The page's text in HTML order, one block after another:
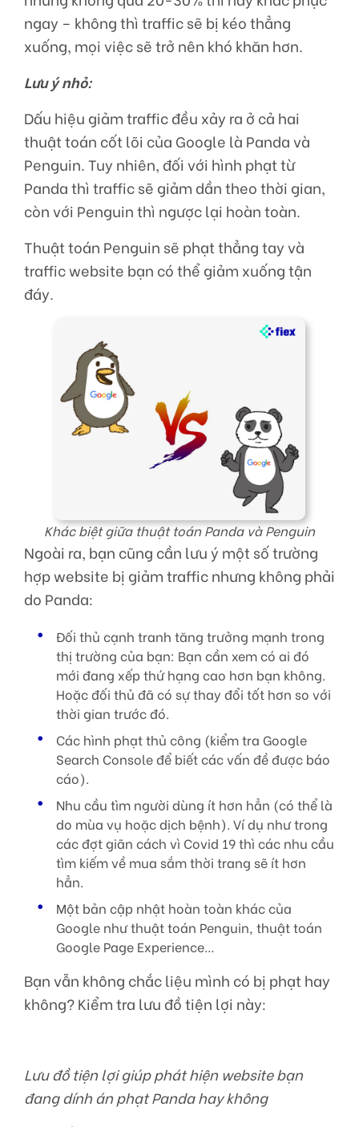
ngay – không thì traffic sẽ bị kéo thẳng
xuống, mọi việc sẽ trở nên khó khăn hơn.
Lưu ý nhỏ:
Dấu hiệu giảm traffic đều xảy ra ở cả hai
thuật toán cốt lõi của Google là Panda và
Penguin. Tuy nhiên, đối với hình phạt từ
Panda thì traffic sẽ giảm dần theo thời gian,
còn với Penguin thì ngược lại hoàn toàn.
Thuật toán Penguin sẽ phạt thẳng tay và
traffic website bạn có thể giảm xuống tận
đáy.
Khác biệt giữa thuật toán Panda và Penguin
Ngoài ra, bạn cũng cần lưu ý một số trường
hợp website bị giảm traffic nhưng không phải
do Panda:
Đối thủ cạnh tranh tăng trưởng mạnh trong
thị trường của bạn: Bạn cần xem có ai đó
mới đang xếp thứ hạng cao hơn bạn không.
Hoặc đối thủ đã có sự thay đổi tốt hơn so với
thời gian trước đó.
Các hình phạt thủ công (kiểm tra Google
Search Console để biết các vấn đề được báo
cáo).
Nhu cầu tìm người dùng ít hơn hẳn (có thể là
do mùa vụ hoặc dịch bệnh). Ví dụ như trong
các đợt giãn cách vì Covid 19 thì các nhu cầu
tìm kiếm về mua sắm thời trang sẽ ít hơn
hẳn.
Một bản cập nhật hoàn toàn khác của
Google như thuật toán Penguin, thuật toán
Google Page Experience…
Bạn vẫn không chắc liệu mình có bị phạt hay
không? Kiểm tra lưu đồ tiện lợi này:
Lưu đồ tiện lợi giúp phát hiện website bạn
đang dính án phạt Panda hay không